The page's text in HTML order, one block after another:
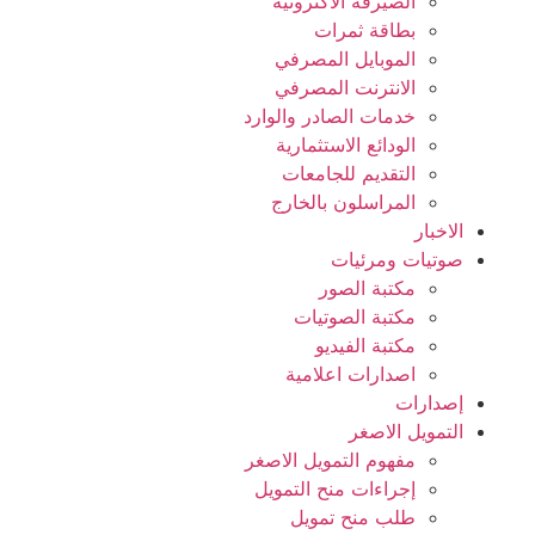
بطاقة ثمرات
الموبايل المصرفي
الانترنت المصرفي
خدمات الصادر والوارد
الودائع الاستثمارية
التقديم للجامعات
المراسلون بالخارج
الاخبار
صوتيات ومرئيات
مكتبة الصور
مكتبة الصوتيات
مكتبة الفيديو
اصدارات اعلامية
إصدارات
التمويل الاصغر
مفهوم التمويل الاصغر
إجراءات منح التمويل
طلب منح تمويل